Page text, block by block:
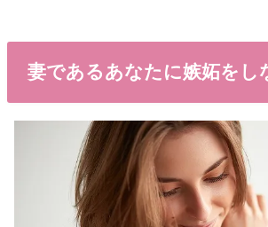
妻であるあなたに嫉妬をし